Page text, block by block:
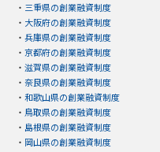
・ 三重県の創業融資制度
・ 大阪府の創業融資制度
・ 兵庫県の創業融資制度
・ 京都府の創業融資制度
・ 滋賀県の創業融資制度
・ 奈良県の創業融資制度
・ 和歌山県の創業融資制度
・ 鳥取県の創業融資制度
・ 島根県の創業融資制度
・ 岡山県の創業融資制度